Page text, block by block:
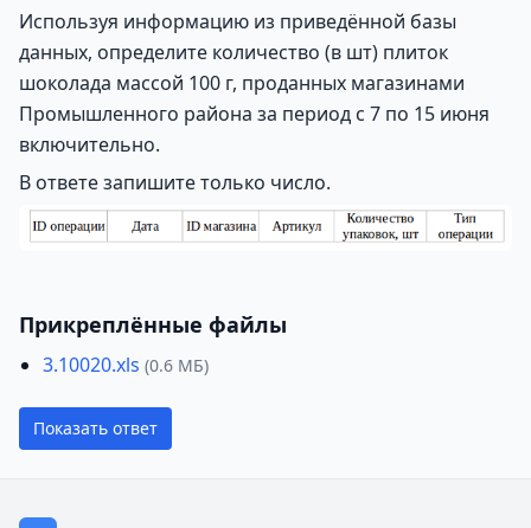
Используя информацию из приведённой базы
данных, определите количество (в шт) плиток
шоколада массой 100 г, проданных магазинами
Промышленного района за период с 7 по 15 июня
включительно.
В ответе запишите только число.
Прикреплённые файлы
3.10020.xls (0.6 МБ)
Показать ответ